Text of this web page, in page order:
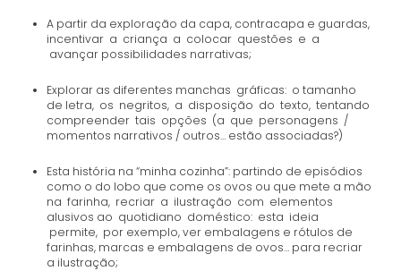
A partir da exploração da capa, contracapa e guardas,
incentivar a criança a colocar questões e a
avançar possibilidades narrativas;
Explorar as diferentes manchas gráficas: o tamanho
de letra, os negritos, a disposição do texto, tentando
compreender tais opções (a que personagens /
momentos narrativos / outros… estão associadas?)
Esta história na “minha cozinha”: partindo de episódios
como o do lobo que come os ovos ou que mete a mão
na farinha, recriar a ilustração com elementos
alusivos ao quotidiano doméstico: esta ideia
permite, por exemplo, ver embalagens e rótulos de
farinhas, marcas e embalagens de ovos… para recriar
a ilustração;